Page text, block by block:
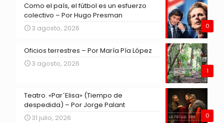
0
Como el país, el fútbol es un esfuerzo
colectivo – Por Hugo Presman
3 agosto, 2026
1
Oficios terrestres – Por María Pía López
3 agosto, 2026
0
Teatro. «Par´Elisa» (Tiempo de
despedida) – Por Jorge Palant
31 julio, 2026